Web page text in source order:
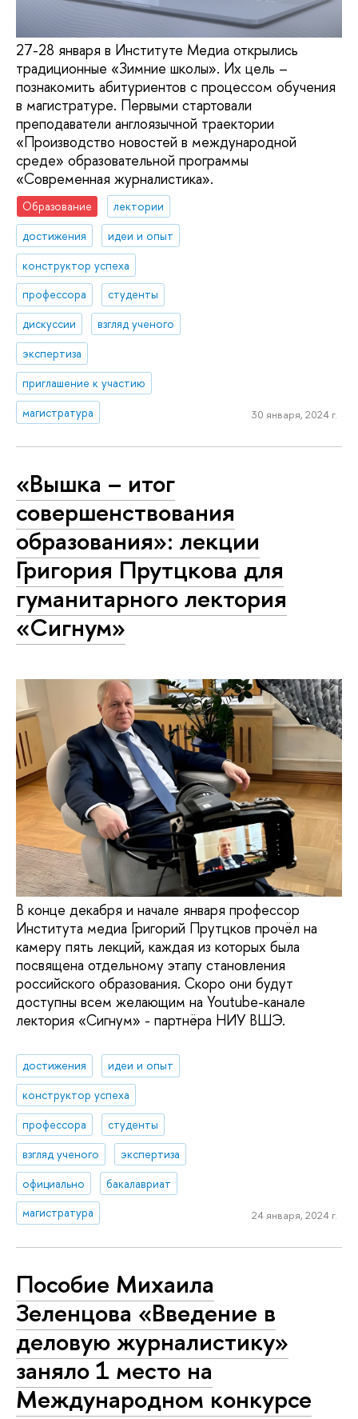
27-28 января в Институте Медиа открылись
традиционные «Зимние школы». Их цель –
познакомить абитуриентов с процессом обучения
в магистратуре. Первыми стартовали
преподаватели англоязычной траектории
«Производство новостей в международной
среде» образовательной программы
«Современная журналистика».
Образование
лектории
достижения
идеи и опыт
конструктор успеха
профессора
студенты
дискуссии
взгляд ученого
экспертиза
приглашение к участию
магистратура
30 января, 2024 г.
«Вышка – итог
совершенствования
образования»: лекции
Григория Прутцкова для
гуманитарного лектория
«Сигнум»
В конце декабря и начале января профессор
Института медиа Григорий Прутцков прочёл на
камеру пять лекций, каждая из которых была
посвящена отдельному этапу становления
российского образования. Скоро они будут
доступны всем желающим на Youtube-канале
лектория «Сигнум» - партнёра НИУ ВШЭ.
достижения
идеи и опыт
конструктор успеха
профессора
студенты
взгляд ученого
экспертиза
официально
бакалавриат
магистратура
24 января, 2024 г.
Пособие Михаила
Зеленцова «Введение в
деловую журналистику»
заняло 1 место на
Международном конкурсе